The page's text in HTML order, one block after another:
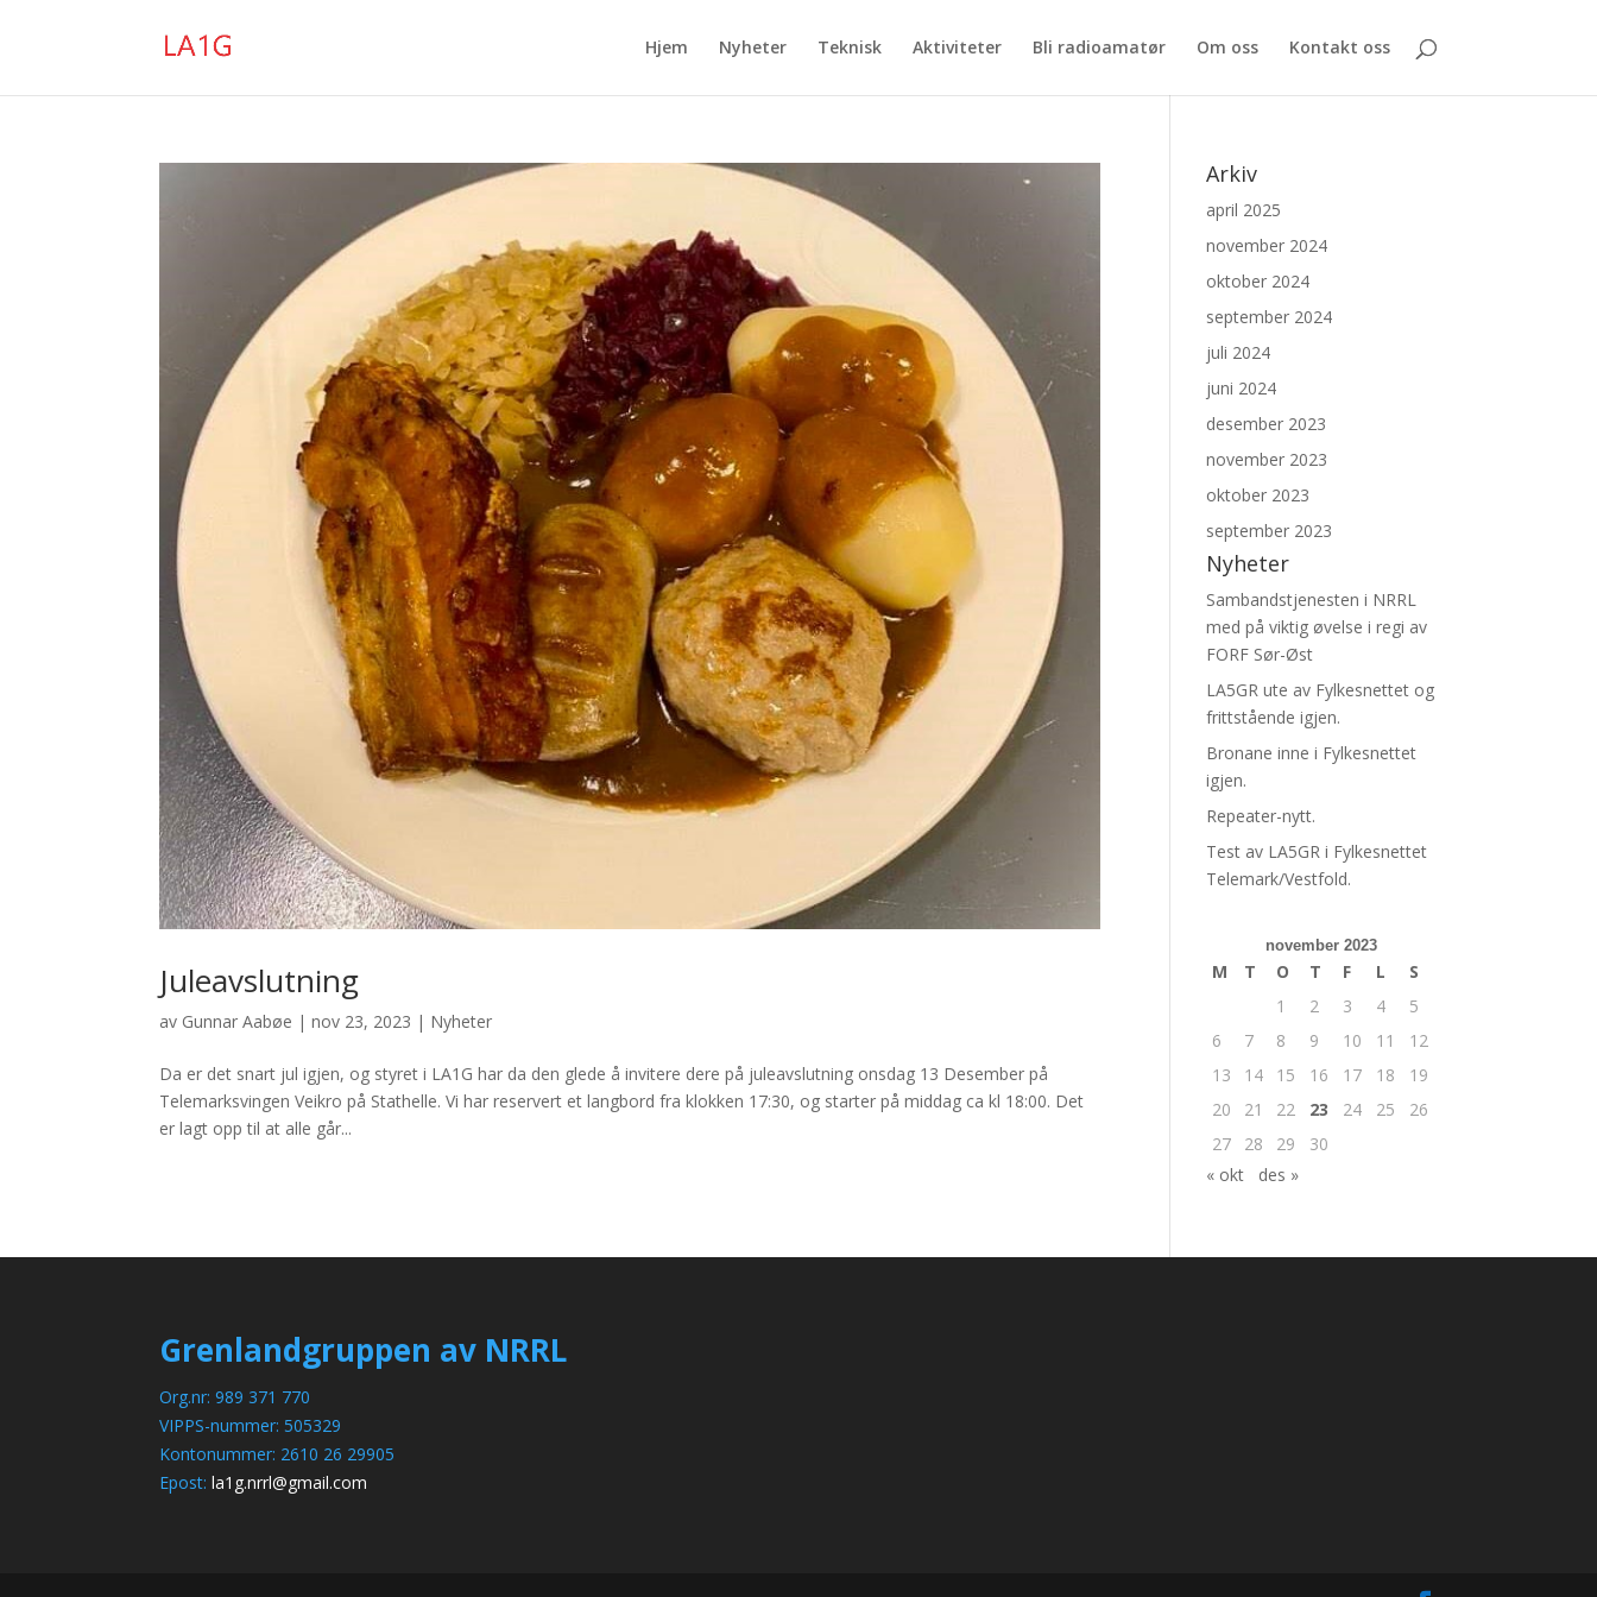
Hjem Nyheter Teknisk Aktiviteter Bli radioamatør Om oss Kontakt oss
Juleavslutning
av Gunnar Aabøe |nov 23, 2023 | Nyheter
Da er det snart jul igjen, og styret i LA1G har da den glede å invitere dere på juleavslutning onsdag 13 Desember på
Telemarksvingen Veikro på Stathelle. Vi har reservert et langbord fra klokken 17:30, og starter på middag ca kl 18:00. Det
er lagt opp til at alle går...
Arkiv
april 2025
november 2024
oktober 2024
september 2024
juli 2024
juni 2024
desember 2023
november 2023
oktober 2023
september 2023
Nyheter
Sambandstjenesten i NRRL
med på viktig øvelse i regi av
FORF Sør-Øst
LA5GR ute av Fylkesnettet og
frittstående igjen.
Bronane inne i Fylkesnettet
igjen.
Repeater-nytt.
Test av LA5GR i Fylkesnettet
Telemark/Vestfold.
november 2023
M T O T F L
S
1
2 3 4
5
6
7 8 9 10 11
12
13
14 15 16 17 18
19
20
21 22 23 24 25
26
27
28 29
30
« okt
des »
Grenlandgruppen av NRRL
Org.nr: 989 371 770
VIPPS-nummer: 505329
Kontonummer: 2610 26 29905
Epost:la1g.nrrl@gmail.com